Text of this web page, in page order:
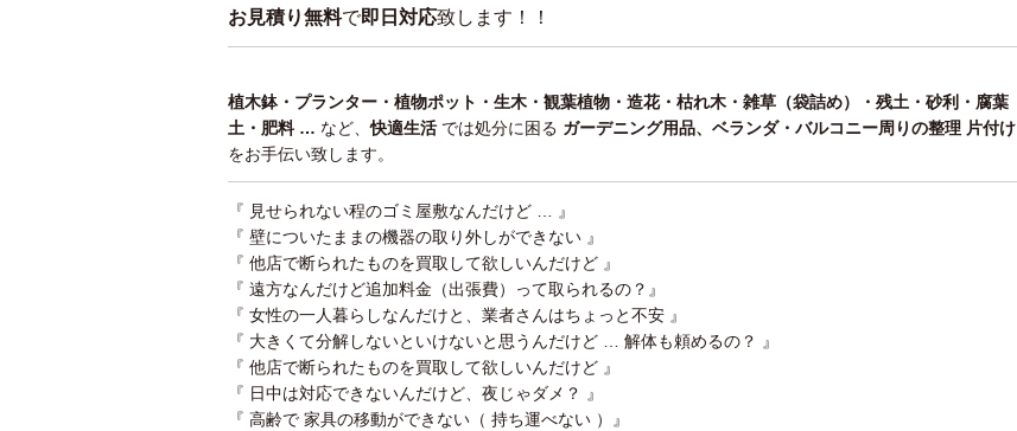
お見積り無料で即日対応致します！！
植木鉢・プランター・植物ポット・生木・観葉植物・造花・枯れ木・雑草（袋詰め）・残土・砂利・腐葉
土・肥料 … など、快適生活 では処分に困る ガーデニング用品、ベランダ・バルコニー周りの整理 片付け
をお手伝い致します。
『 見せられない程のゴミ屋敷なんだけど … 』
『 壁についたままの機器の取り外しができない 』
『 他店で断られたものを買取して欲しいんだけど 』
『 遠方なんだけど追加料金（出張費）って取られるの？』
『 女性の一人暮らしなんだけと、業者さんはちょっと不安 』
『 大きくて分解しないといけないと思うんだけど … 解体も頼めるの？ 』
『 他店で断られたものを買取して欲しいんだけど 』
『 日中は対応できないんだけど、夜じゃダメ？ 』
『 高齢で 家具の移動ができない（ 持ち運べない ）』